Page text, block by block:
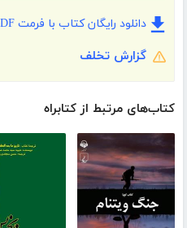
دانلود رایگان کتاب با فرمت PDF
گزارش تخلف
کتاب‌های مرتبط از کتابراه